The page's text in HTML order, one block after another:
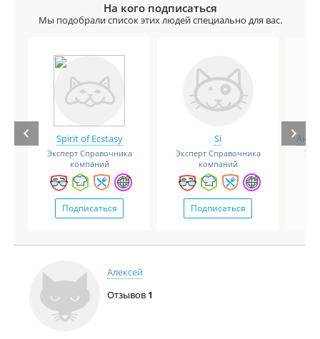
На кого подписаться
Мы подобрали список этих людей специально для вас.
Spirit of Ecstasy
Эксперт Справочника
компаний
Подписаться
Si
Эксперт Справочника
компаний
Подписаться
Алексей
Отзывов 1